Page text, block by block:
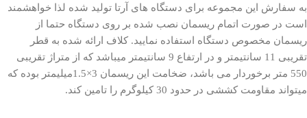
به سفارش این مجموعه برای دستگاه های آرتا تولید شده لذا خواهشمند
است در صورت اتمام ریسمان نصب شده بر روی دستگاه حتما از
ریسمان مخصوص دستگاه استفاده نمایید. کلاف ارائه شده به قطر
تقریبی 11 سانتیمتر و در ارتفاع 9 سانتیمتر میباشد که از متراژ تقریبی
550 متر برخوردار می باشد، ضخامت این ریسمان 3×1.5میلیمتر بوده که
میتواند مقاومت کششی در حدود 30 کیلوگرم را تامین کند.